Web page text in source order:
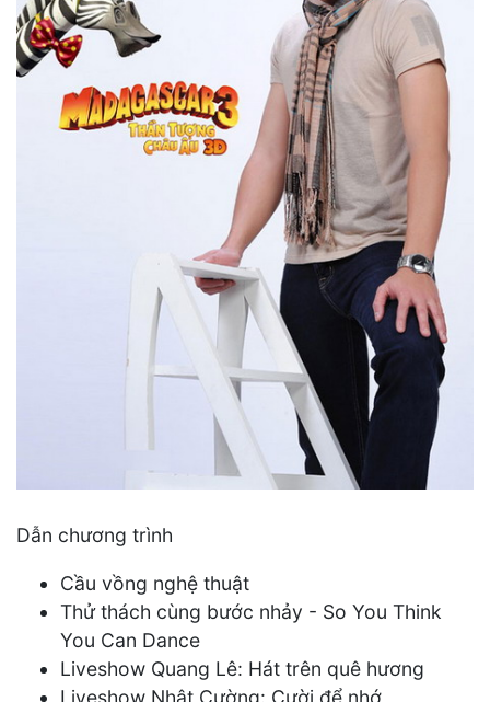
Dẫn chương trình
Cầu vồng nghệ thuật
Thử thách cùng bước nhảy - So You Think
You Can Dance
Liveshow Quang Lê: Hát trên quê hương
Liveshow Nhật Cường: Cười để nhớ